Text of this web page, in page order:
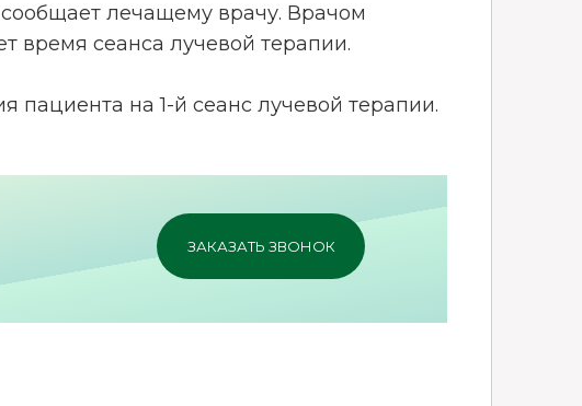
лечащему врачу. Врачом
время сеанса лучевой терапии.
пациента на 1-й сеанс лучевой терапии.
ЗАКАЗАТЬ ЗВОНОК